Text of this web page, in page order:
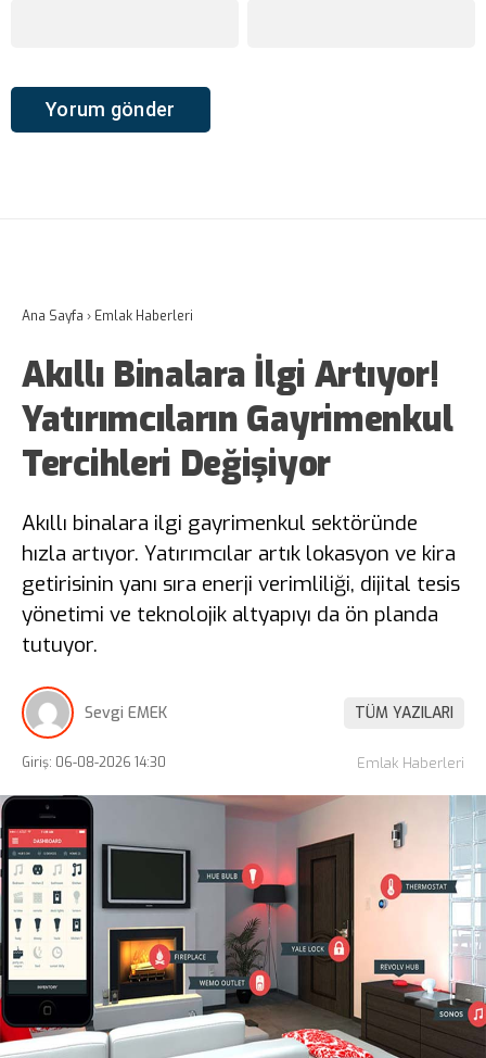
Ana Sayfa › Emlak Haberleri
Akıllı Binalara İlgi Artıyor!
Yatırımcıların Gayrimenkul
Tercihleri Değişiyor
Akıllı binalara ilgi gayrimenkul sektöründe
hızla artıyor. Yatırımcılar artık lokasyon ve kira
getirisinin yanı sıra enerji verimliliği, dijital tesis
yönetimi ve teknolojik altyapıyı da ön planda
tutuyor.
Sevgi EMEK TÜM YAZILARI
Giriş: 06-08-2026 14:30 Emlak Haberleri